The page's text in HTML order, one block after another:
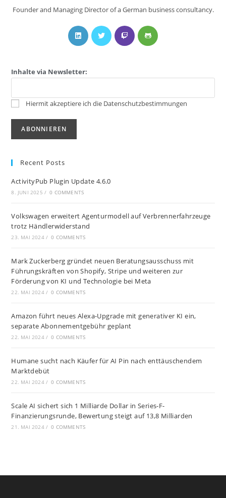
Founder and Managing Director of a German business consultancy.
Inhalte via Newsletter:
Hiermit akzeptiere ich die Datenschutzbestimmungen
Recent Posts
ActivityPub Plugin Update 4.6.0
8. JUNI 2025 / 0 COMMENTS
Volkswagen erweitert Agenturmodell auf Verbrennerfahrzeuge
trotz Händlerwiderstand
23. MAI 2024 / 0 COMMENTS
Mark Zuckerberg gründet neuen Beratungsausschuss mit
Führungskräften von Shopify, Stripe und weiteren zur
Förderung von KI und Technologie bei Meta
22. MAI 2024 / 0 COMMENTS
Amazon führt neues Alexa-Upgrade mit generativer KI ein,
separate Abonnementgebühr geplant
22. MAI 2024 / 0 COMMENTS
Humane sucht nach Käufer für AI Pin nach enttäuschendem
Marktdebüt
22. MAI 2024 / 0 COMMENTS
Scale AI sichert sich 1 Milliarde Dollar in Series-F-
Finanzierungsrunde, Bewertung steigt auf 13,8 Milliarden
21. MAI 2024 / 0 COMMENTS